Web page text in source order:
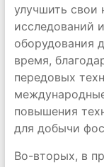
улучшить свои
исследований
оборудования
время,
передовых
повышения
для добычи
Во-вторых, в